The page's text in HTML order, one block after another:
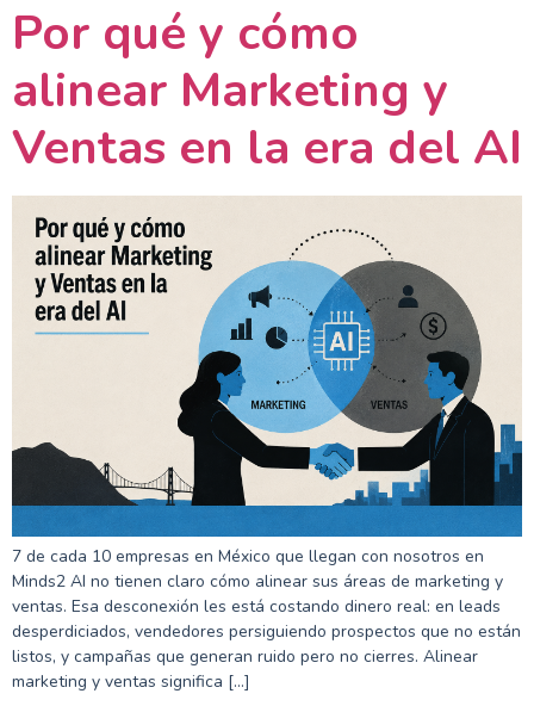
Por qué y cómo
alinear Marketing y
Ventas en la era del AI
7 de cada 10 empresas en México que llegan con nosotros en
Minds2 AI no tienen claro cómo alinear sus áreas de marketing y
ventas. Esa desconexión les está costando dinero real: en leads
desperdiciados, vendedores persiguiendo prospectos que no están
listos, y campañas que generan ruido pero no cierres. Alinear
marketing y ventas significa […]